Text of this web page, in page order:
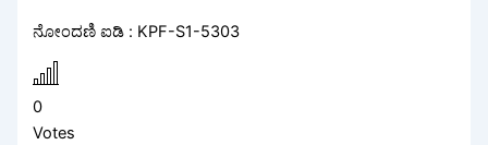
ನೋಂದಣಿ ಐಡಿ : KPF-S1-5303
0
Votes